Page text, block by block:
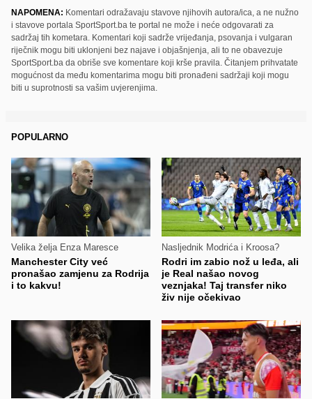
NAPOMENA: Komentari odražavaju stavove njihovih autora/ica, a ne nužno
i stavove portala SportSport.ba te portal ne može i neće odgovarati za
sadržaj tih kometara. Komentari koji sadrže vrijeđanja, psovanja i vulgaran
riječnik mogu biti uklonjeni bez najave i objašnjenja, ali to ne obavezuje
SportSport.ba da obriše sve komentare koji krše pravila. Čitanjem prihvatate
mogućnost da među komentarima mogu biti pronađeni sadržaji koji mogu
biti u suprotnosti sa vašim uvjerenjima.
POPULARNO
Velika želja Enza Maresce
Manchester City već
pronašao zamjenu za Rodrija
i to kakvu!
Nasljednik Modrića i Kroosa?
Rodri im zabio nož u leđa, ali
je Real našao novog
veznjaka! Taj transfer niko
živ nije očekivao